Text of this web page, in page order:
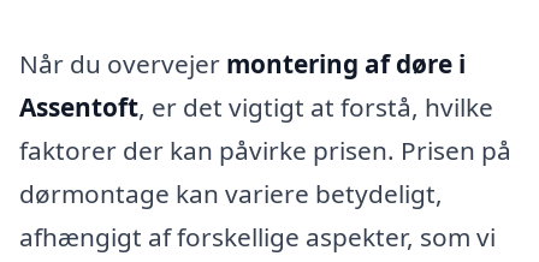
Når du overvejer montering af døre i
Assentoft, er det vigtigt at forstå, hvilke
faktorer der kan påvirke prisen. Prisen på
dørmontage kan variere betydeligt,
afhængigt af forskellige aspekter, som vi